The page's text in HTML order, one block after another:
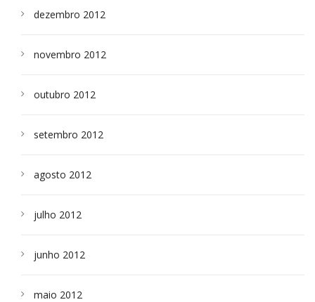
dezembro 2012
novembro 2012
outubro 2012
setembro 2012
agosto 2012
julho 2012
junho 2012
maio 2012